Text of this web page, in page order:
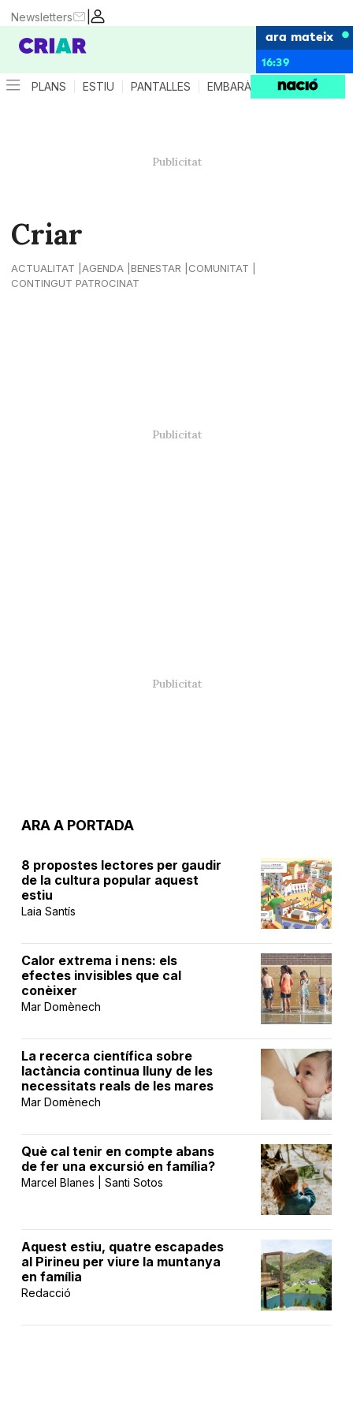
|
Newsletters
ara mateix
16:39
PLANS ESTIU PANTALLES EMBARÀS CRIANÇA
Criar
ACTUALITAT AGENDA BENESTAR
COMUNITAT
CONTINGUT PATROCINAT
ARA A PORTADA
8 propostes lectores per gaudir
de la cultura popular aquest
estiu
Laia Santís
Calor extrema i nens: els
efectes invisibles que cal
conèixer
Mar Domènech
La recerca científica sobre
lactància continua lluny de les
necessitats reals de les mares
Mar Domènech
Què cal tenir en compte abans
de fer una excursió en família?
Marcel Blanes | Santi Sotos
Aquest estiu, quatre escapades
al Pirineu per viure la muntanya
en família
Redacció